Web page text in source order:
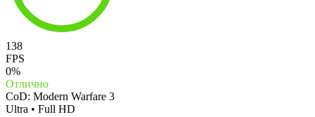
138
FPS
0%
Отлично
CoD: Modern Warfare 3
Ultra • Full HD